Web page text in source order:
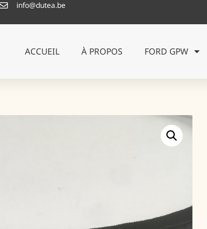
info@dutea.be
ACCUEIL À PROPOS FORD GPW